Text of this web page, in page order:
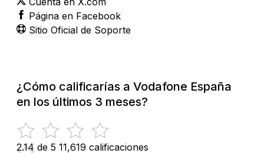
Página en Facebook
Sitio Oficial de Soporte
¿Cómo calificarías a Vodafone España
en los últimos 3 meses?
2.14 de 5 11,619 calificaciones